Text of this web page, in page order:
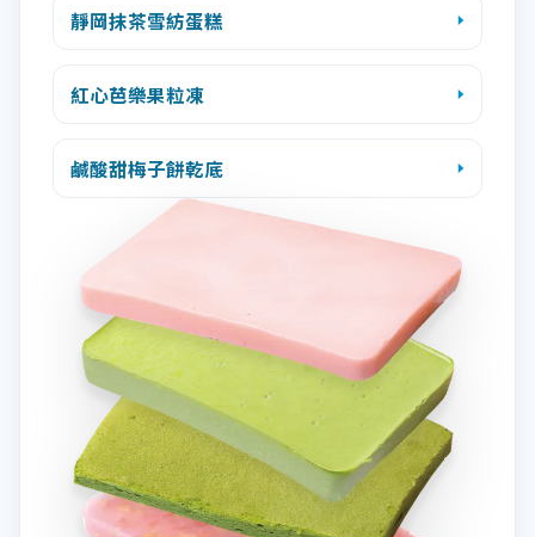
靜岡抹茶雪紡蛋糕
紅心芭樂果粒凍
鹹酸甜梅子餅乾底